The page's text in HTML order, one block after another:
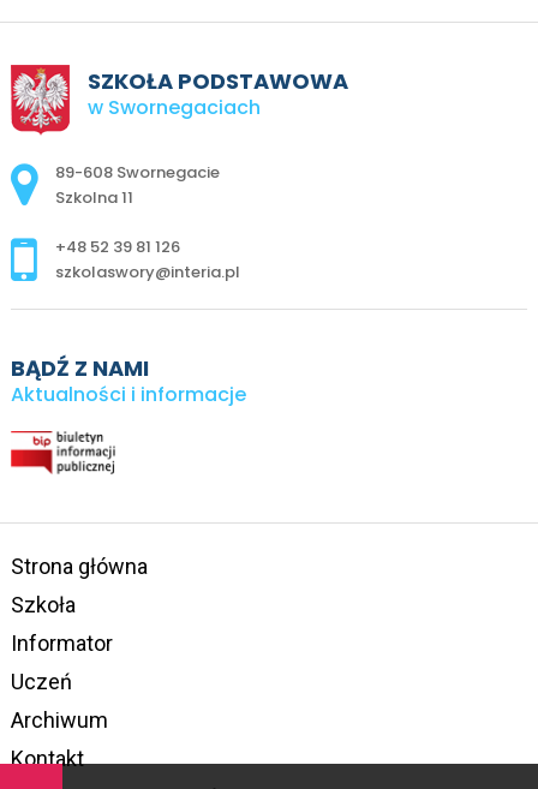
SZKOŁA PODSTAWOWA
w Swornegaciach
Adres pocztowy:
89-608 Swornegacie
Szkolna 11
+48 52 39 81 126
szkolaswory@interia.pl
BĄDŹ Z NAMI
Aktualności i informacje
Strona główna
Szkoła
Informator
Uczeń
Archiwum
Kontakt